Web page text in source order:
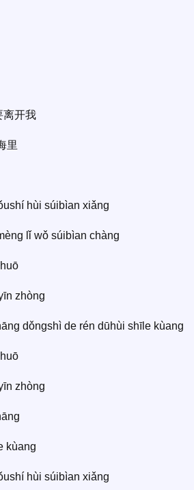
离开我
里
hùi súibìan xiǎng
lǐ wǒ súibìan chàng
zhòng
dǒngshì de rén dūhùi shīle kùang
zhòng
kùang
hùi súibìan xiǎng